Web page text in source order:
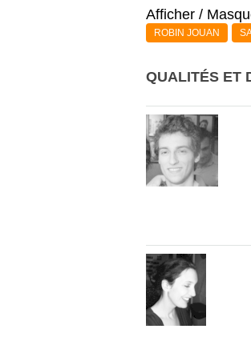
Afficher /
ROBIN JOUAN
QUALITÉS ET